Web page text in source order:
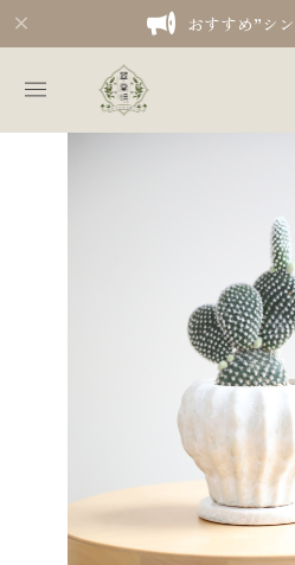
おすすめ”シ